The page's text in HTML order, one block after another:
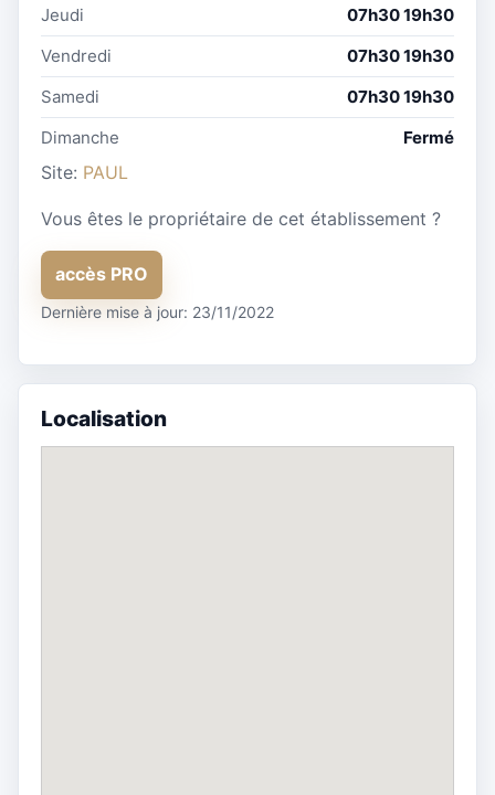
Jeudi
07h30 19h30
Vendredi
07h30 19h30
Samedi
07h30 19h30
Dimanche
Fermé
Site: PAUL
Vous êtes le propriétaire de cet établissement ?
accès PRO
Dernière mise à jour: 23/11/2022
Localisation